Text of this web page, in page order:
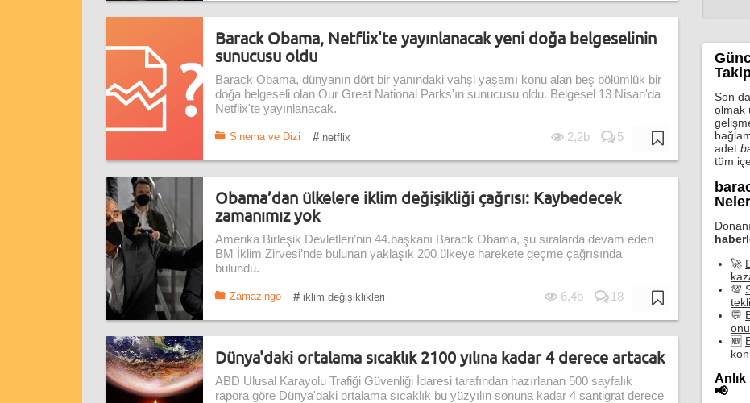
Barack Obama, Netflix'te yayınlanacak yeni doğa belgeselinin
sunucusu oldu
Barack Obama, dünyanın dört bir yanındaki vahşi yaşamı konu alan beş bölümlük bir
doğa belgeseli olan Our Great National Parks'ın sunucusu oldu. Belgesel 13 Nisan'da
Netflix'te yayınlanacak.
Sinema ve Dizi # netflix 2,2b 5
Obama’dan ülkelere iklim değişikliği çağrısı: Kaybedecek
zamanımız yok
Amerika Birleşik Devletleri’nin 44.başkanı Barack Obama, şu sıralarda devam eden
BM İklim Zirvesi’nde bulunan yaklaşık 200 ülkeye harekete geçme çağrısında
bulundu.
Zamazingo # iklim değişiklikleri 6,4b 18
Dünya'daki ortalama sıcaklık 2100 yılına kadar 4 derece artacak
ABD Ulusal Karayolu Trafiği Güvenliği İdaresi tarafından hazırlanan 500 sayfalık
rapora göre Dünya'daki ortalama sıcaklık bu yüzyılın sonuna kadar 4 santigrat derece
Son
olmak
adet
tüm
Neler
🚀
💯
💬
🆕
📢